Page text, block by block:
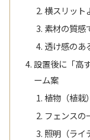
横スリット
素材の質感
透け感のあ
設置後に「高
ーム案
植物（植栽
フェンスの
照明（ライ